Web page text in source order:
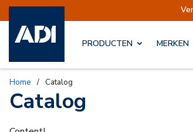
opgeschort
PRODUCTEN MERKEN
Home / Catalog
Catalog